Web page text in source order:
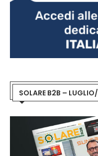
SOLARE B2B –